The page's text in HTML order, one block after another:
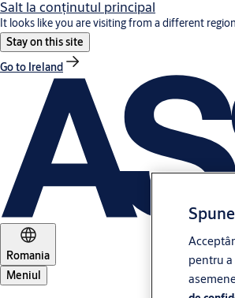
Salt la conţinutul principal
It looks like you are visiting from a different
Stay on this site
Go to Ireland
Romania
Meniul
pentru